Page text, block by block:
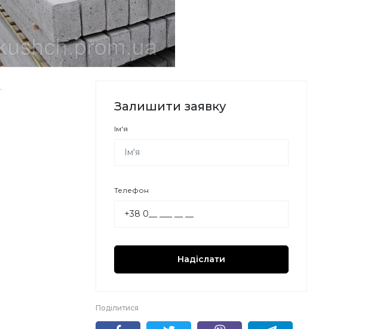
Залишити заявку
Ім'я
Телефон
Надіслати
Поділитися